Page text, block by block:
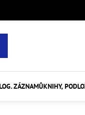
ZÁZNAMŮKNIHY,